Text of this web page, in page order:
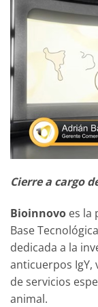
Cierre a cargo
Bioinnovo es la
Base
dedicada a la
anticuerpos IgY,
de servicios
animal.